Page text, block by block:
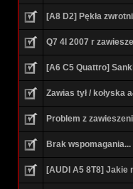
[A8 D2] Pękła
Q7 4l 2007 r
[A6 C5 Quattro]
Zawias tył / kołyska
Problem z
Brak wspomagania...
[AUDI A5 8T8] Jakie